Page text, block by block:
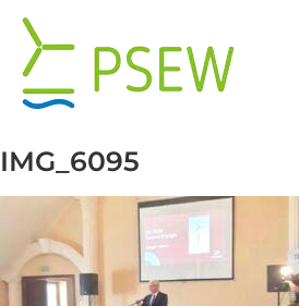
Przejdź
zawartości
IMG_6095